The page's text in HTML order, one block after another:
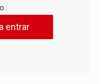
entrar